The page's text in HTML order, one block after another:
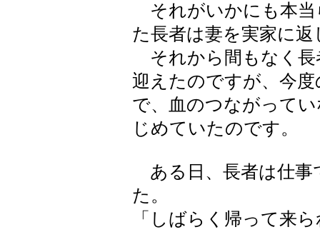
それがいかにも本当
た長者は妻を実家に
それから間もなく長
迎えたのですが、今
で、血のつながって
じめていたのです。
ある日、長者は仕事
た。
「しばらく帰って来